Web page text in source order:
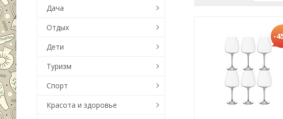
-
Дача
Отдых
Дети
Туризм
Спорт
Красота и здоровье